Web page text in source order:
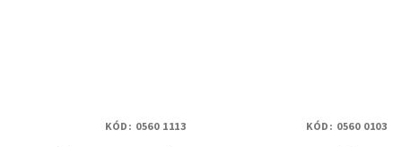
KÓD: 0560 1113 KÓD: 0560 0103